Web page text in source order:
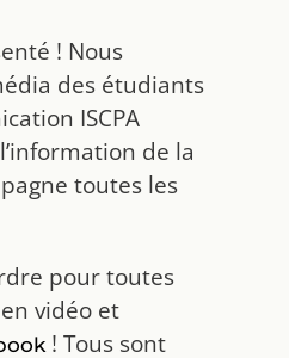
! Nous
des étudiants
ISCPA
de la
toutes les
pour toutes
vidéo et
! Tous sont